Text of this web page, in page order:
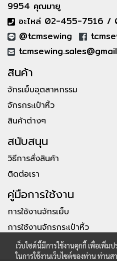
9954 คุณมายู
อะไหล่ 02-455-7516 /
@tcmsewing
สินค้า
จักรเย็บอุตสาหกรรม
จักรกระเป๋าหิ้ว
สินค้าต่างๆ
สนับสนุน
วิธีการสั่งสินค้า
ติดต่อเรา
คู่มือการใช้งาน
การใช้งานจักรเย็บ
การใช้งานจักรกระเป๋าหิ้ว
เว็บไซต์นี้มีการใช้งานคุกกี้ เพื่อเพิ่
ในการใช้งานเว็บไซต์ของท่าน ท่าน